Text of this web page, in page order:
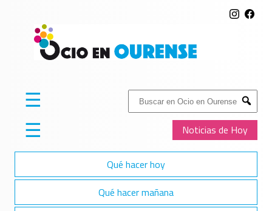
Buscar:
Submit
Noticias de Hoy
☰
☰
Qué hacer hoy
Qué hacer mañana